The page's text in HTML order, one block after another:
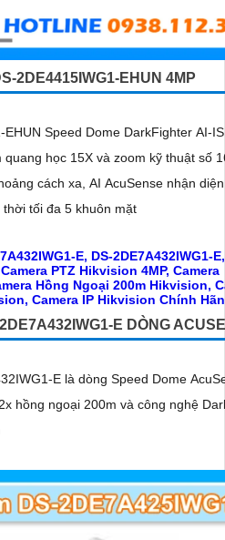
2DE4415IWG1-EHUN 4MP
Speed Dome DarkFighter AI-
học 15X và zoom kỹ thuật số
cách xa, AI AcuSense nhận
tối đa 5 khuôn mặt
E DÒNG
E là dòng Speed Dome
hồng ngoại 200m và công nghệ